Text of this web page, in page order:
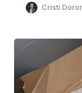
Cristi